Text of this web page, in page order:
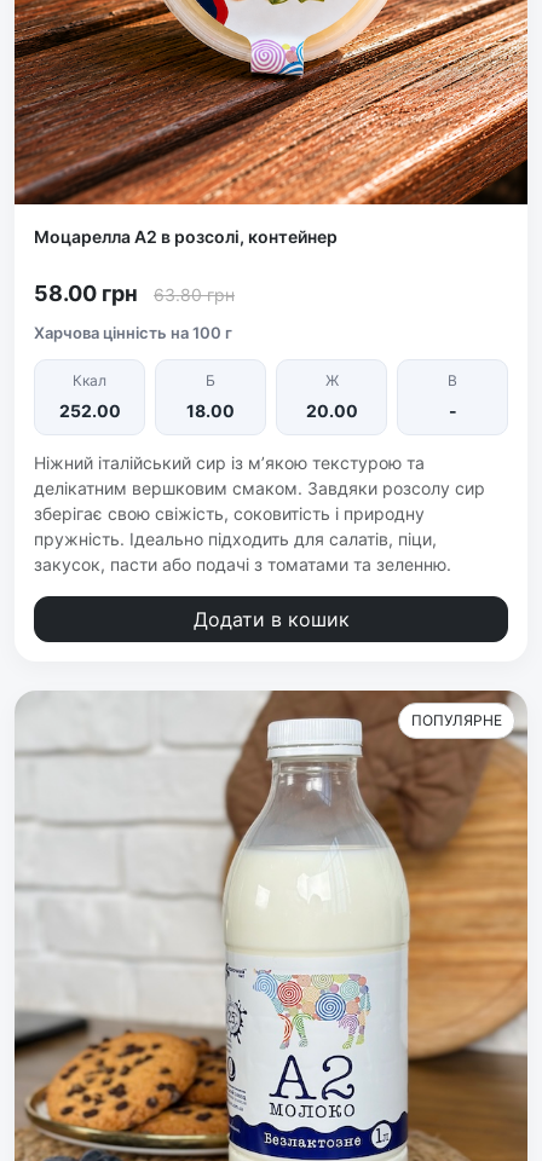
Моцарелла А2 в розсолі, контейнер
58.00 грн 63.80грн
Харчова цінність на 100 г
Ккал
252.00
Б
18.00
Ж
20.00
В
-
Ніжний італійський сир із м’якою текстурою та
делікатним вершковим смаком. Завдяки розсолу сир
зберігає свою свіжість, соковитість і природну
пружність. Ідеально підходить для салатів, піци,
закусок, пасти або подачі з томатами та зеленню.
Додати в кошик
ПОПУЛЯРНЕ